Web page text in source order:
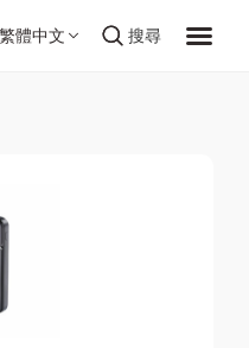
繁體中文 搜尋